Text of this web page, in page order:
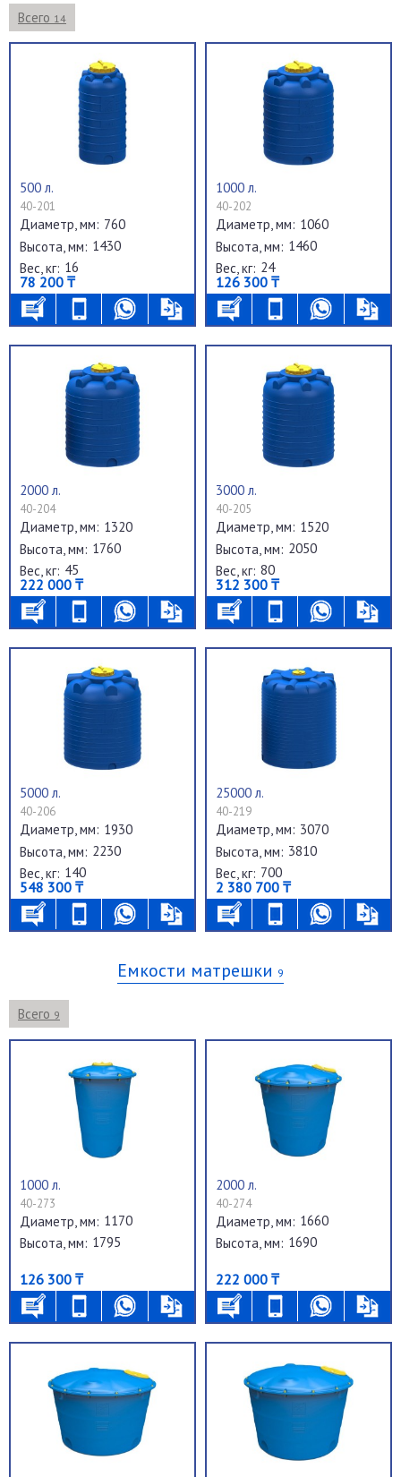
Всего 14
500 л.
40-201
Диаметр, мм: 760
Высота, мм: 1430
Вес, кг: 16
78 200 ₸
1000 л.
40-202
Диаметр, мм: 1060
Высота, мм: 1460
Вес, кг: 24
126 300 ₸
2000 л.
40-204
Диаметр, мм: 1320
Высота, мм: 1760
Вес, кг: 45
222 000 ₸
3000 л.
40-205
Диаметр, мм: 1520
Высота, мм: 2050
Вес, кг: 80
312 300 ₸
5000 л.
40-206
Диаметр, мм: 1930
Высота, мм: 2230
Вес, кг: 140
548 300 ₸
25000 л.
40-219
Диаметр, мм: 3070
Высота, мм: 3810
Вес, кг: 700
2 380 700 ₸
Емкости матрешки 9
Всего 9
1000 л.
40-273
Диаметр, мм: 1170
Высота, мм: 1795
126 300 ₸
2000 л.
40-274
Диаметр, мм: 1660
Высота, мм: 1690
222 000 ₸